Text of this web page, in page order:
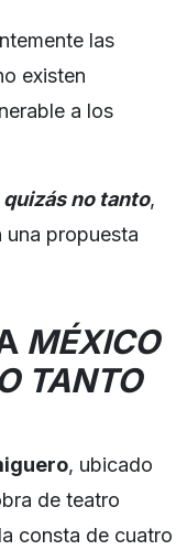
las
existen
a los
no tanto,
propuesta
MÉXICO
TANTO
, ubicado
de teatro
consta de cuatro